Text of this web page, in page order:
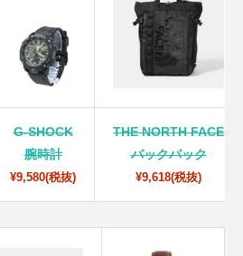
G-SHOCK
腕時計
¥9,580(税抜)
THE NORTH FACE
バックパック
¥9,618(税抜)